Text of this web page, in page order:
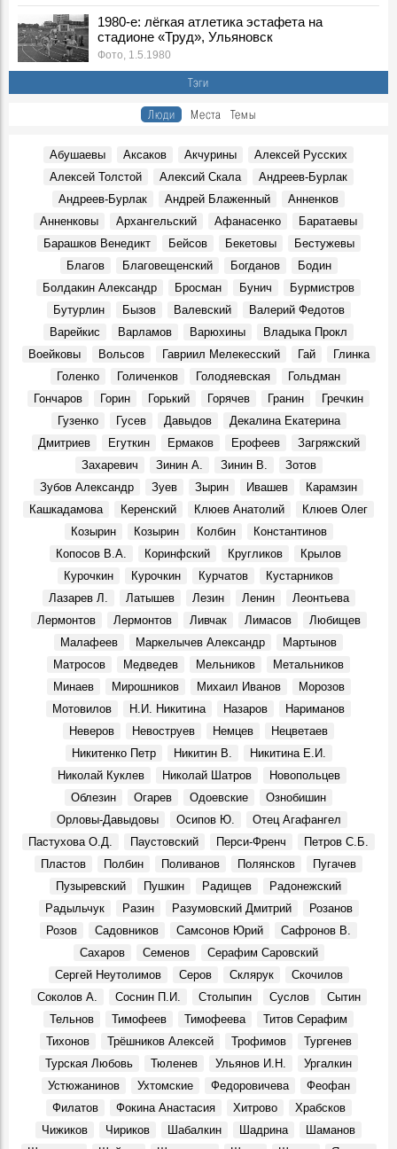
Опубликованы архивные номера журналов «Симбирск»
«Карамзинский сад»
События, 12 Марта 2026
В Ульяновске презентовали издание, посвящённое
епископу Симбирскому и Сызранскому Гурию
Показали книги семьи Языковых и книги с автографами
Герои, 16 Марта 1803
К100-летию со дня рождения краеведа и исследователя
Венедикта Барашкова. Видео Дворца книги
Герои, 17 Марта 1926
Большой театр в Симбирске-Ульяновске? Именно так
Места, 27 Марта 1920
В Ульяновске умер Заслуженный тренер России
Геннадий Климов
Герои, 31 Марта 2026
вопроса — 1,9 млн рублей
Места, 31 Апреля 2026
В Доме Гончарова проводят экскурсии при свете
старинной лампы
Покажут подлинные автографы космонавтов, документы
События, 10 Апреля 2026
В Музее изобразительного искусства XX-XXI вв.
откроется юбилейная выставка Аркадия Егуткина
События, 2 Апреля 2026
День работника культуры. Луиза Баюра – 55 лет в
Художественном музее! Видео
Крылья. Музей «Симбирская фотография» показывает
уникальные кадры из семейного архива Юрия
Белозёрова, посвящённые авиации
События, 12 Марта 2026
Перекресток улиц Минаева и 12 Сентября, 1970-е
Фото, 1 Июня 1974
Судьба кавалера. Князь Сергей Михайлович Баратаев
Герои, 21 Октября 1861
От Дворца бракосочетаний до Дома техники
Димитровградскому драматическому театру им. А. Н.
Места, 28 Марта 2026
Презентовали новую книгу краеведа Петра Ермошина
«Село Юлово и его окрестности»
События, 24 Марта 2026
1980-е: лёгкая атлетика эстафета на
стадионе «Труд», Ульяновск
Фото, 1.5.1980
Тэги
Люди Места Темы
Абушаевы Аксаков Акчурины
Алексей Русских
Алексей Толстой
Алексий Скала
Андреев-Бурлак
Андреев-Бурлак
Андрей Блаженный
Анненков
Анненковы
Архангельский Афанасенко
Баратаевы
Барашков Венедикт
Бейсов Бекетовы
Бестужевы
Благов
Благовещенский Богданов
Бодин
Болдакин Александр
Бросман Бунич
Бурмистров
Бутурлин
Бызов Валевский
Валерий Федотов
Варейкис
Варламов Варюхины
Владыка Прокл
Воейковы
Вольсов Гавриил Мелекесский Гай
Глинка
Голенко
Голиченков Голодяевская
Гольдман
Гончаров
Горин Горький Горячев Гранин
Гречкин
Гузенко
Гусев Давыдов
Декалина Екатерина
Дмитриев
Егуткин Ермаков Ерофеев
Загряжский
Захаревич
Зинин А. Зинин В.
Зотов
Зубов Александр
Зуев Зырин Ивашев
Карамзин
Кашкадамова
Керенский Клюев Анатолий
Клюев Олег
Козырин
Козырин Колбин
Константинов
Копосов В.А.
Коринфский Кругликов
Крылов
Курочкин
Курочкин Курчатов
Кустарников
Лазарев Л.
Латышев Лезин Ленин
Леонтьева
Лермонтов
Лермонтов Ливчак Лимасов
Любищев
Малафеев
Маркелычев Александр
Мартынов
Матросов
Медведев Мельников
Метальников
Минаев
Мирошников Михаил Иванов
Морозов
Мотовилов
Н.И. Никитина Назаров
Нариманов
Неверов
Невоструев Немцев
Нецветаев
Никитенко Петр
Никитин В.
Никитина Е.И.
Николай Куклев
Николай Шатров
Новопольцев
Облезин
Огарев Одоевские
Ознобишин
Орловы-Давыдовы
Осипов Ю.
Отец Агафангел
Пастухова О.Д.
Паустовский Перси-Френч
Петров С.Б.
Пластов
Полбин Поливанов Полянсков
Пугачев
Пузыревский
Пушкин Радищев
Радонежский
Радыльчук
Разин Разумовский Дмитрий
Розанов
Розов
Садовников Самсонов Юрий
Сафронов В.
Сахаров
Семенов
Серафим Саровский
Сергей Неутолимов
Серов Склярук
Скочилов
Соколов А.
Соснин П.И. Столыпин Суслов
Сытин
Тельнов
Тимофеев Тимофеева
Титов Серафим
Тихонов
Трёшников Алексей Трофимов
Тургенев
Турская Любовь
Тюленев Ульянов И.Н.
Ургалкин
Устюжанинов
Ухтомские Федоровичева
Феофан
Филатов
Фокина Анастасия Хитрово
Храбсков
Чижиков
Чириков Шабалкин Шадрина
Шаманов